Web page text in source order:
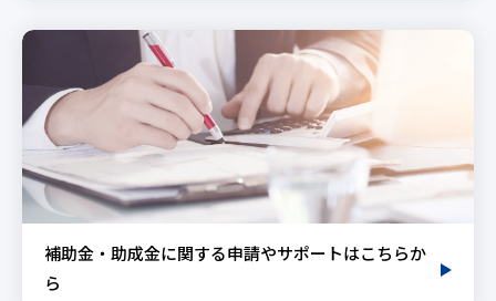
補助金・助成金に関する申請やサポートはこちらか
ら